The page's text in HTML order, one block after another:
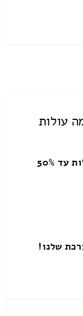
עולות
הובלות עד 50%
שלנו!